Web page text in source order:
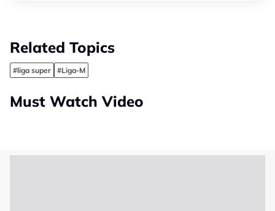
Related Topics
#liga super #Liga-M
Must Watch Video